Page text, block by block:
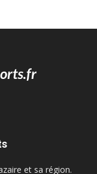
et sa région.